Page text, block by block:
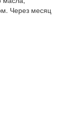
Через месяц